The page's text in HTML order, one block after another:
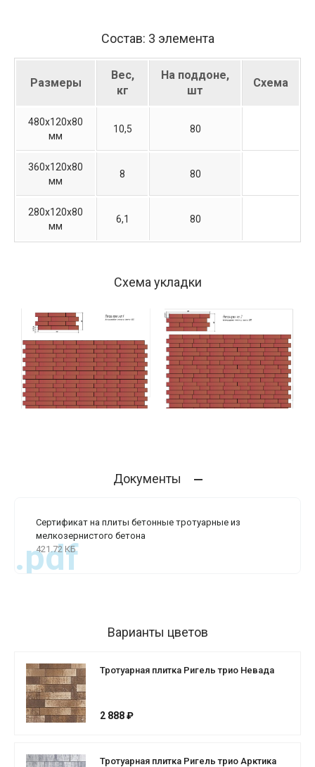
Состав: 3 элемента
Размеры
Вес,
кг
На поддоне,
шт
Схема
480х120х80
мм
10,5 80
360х120х80
мм
8 80
280х120х80
мм
6,1 80
Схема укладки
Документы
Сертификат на плиты бетонные тротуарные из
мелкозернистого бетона
421.72 КБ
.pdf
Варианты цветов
Тротуарная плитка Ригель трио Невада
2 888 ₽
Тротуарная плитка Ригель трио Арктика